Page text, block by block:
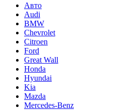
Авто
Audi
BMW
Chevrolet
Citroen
Ford
Great Wall
Honda
Hyundai
Kia
Mazda
Mercedes-Benz